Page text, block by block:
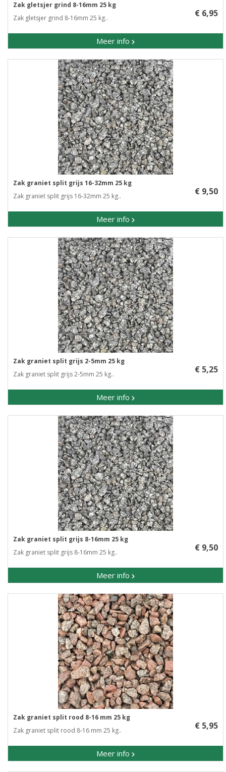
Zak gletsjer grind 8-16mm 25 kg
Zak gletsjer grind 8-16mm 25 kg..
Meer info
€ 6,95
Zak graniet split grijs 16-32mm 25 kg
Zak graniet split grijs 16-32mm 25 kg..
Meer info
€ 9,50
Zak graniet split grijs 2-5mm 25 kg
Zak graniet split grijs 2-5mm 25 kg..
Meer info
€ 5,25
Zak graniet split grijs 8-16mm 25 kg
Zak graniet split grijs 8-16mm 25 kg..
Meer info
€ 9,50
Zak graniet split rood 8-16 mm 25 kg
Zak graniet split rood 8-16 mm 25 kg..
Meer info
€ 5,95